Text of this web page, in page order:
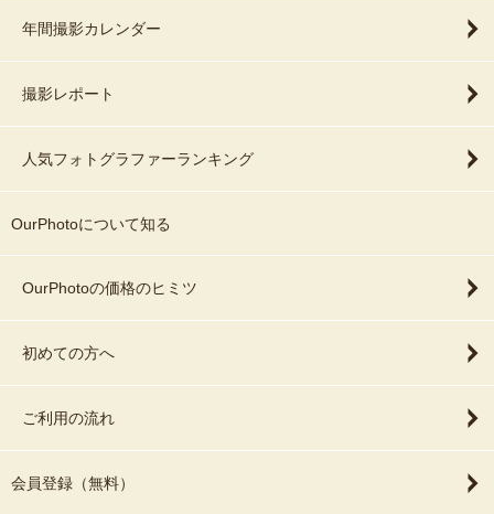
年間撮影カレンダー
撮影レポート
人気フォトグラファーランキング
OurPhotoについて知る
OurPhotoの価格のヒミツ
初めての方へ
ご利用の流れ
会員登録（無料）